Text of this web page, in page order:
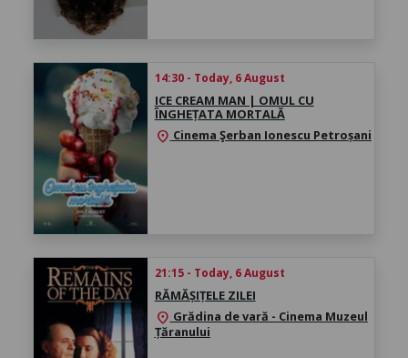
14:30 - Today, 6 August
ICE CREAM MAN | OMUL CU
ÎNGHEȚATA MORTALĂ
location_on Cinema Şerban Ionescu Petroșani
21:15 - Today, 6 August
RĂMĂȘIȚELE ZILEI
location_on Grădina de vară - Cinema Muzeul
Țăranului